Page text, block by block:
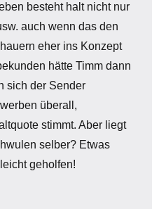
besteht halt nicht nur
auch wenn das den
eher ins Konzept
hätte Timm dann
sich der Sender
überall,
stimmt. Aber liegt
selber? Etwas
geholfen!